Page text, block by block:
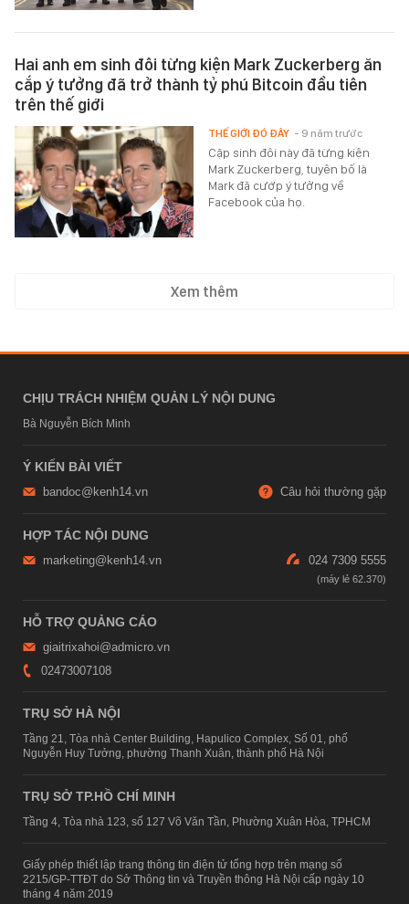
Hai anh em sinh đôi từng kiện Mark Zuckerberg ăn
cắp ý tưởng đã trở thành tỷ phú Bitcoin đầu tiên
trên thế giới
Cặp sinh đôi này đã từng kiện
Mark Zuckerberg, tuyên bố là
Mark đã cướp ý tưởng về
Facebook của họ.
THẾ GIỚI ĐÓ ĐÂY - 9 năm trước
Xem thêm
CHỊU TRÁCH NHIỆM QUẢN LÝ NỘI DUNG
Bà Nguyễn Bích Minh
Ý KIẾN BÀI VIẾT
bandoc@kenh14.vn Câu hỏi thường gặp
HỢP TÁC NỘI DUNG
marketing@kenh14.vn 024 7309 5555
HỖ TRỢ QUẢNG CÁO
giaitrixahoi@admicro.vn
02473007108
TRỤ SỞ HÀ NỘI
Tầng 21, Tòa nhà Center Building, Hapulico Complex, Số 01, phố
Nguyễn Huy Tưởng, phường Thanh Xuân, thành phố Hà Nội
TRỤ SỞ TP.HỒ CHÍ MINH
Tầng 4, Tòa nhà 123, số 127 Võ Văn Tần, Phường Xuân Hòa, TPHCM
Giấy phép thiết lập trang thông tin điện tử tổng hợp trên mạng số
2215/GP-TTĐT do Sở Thông tin và Truyền thông Hà Nội cấp ngày 10
tháng 4 năm 2019